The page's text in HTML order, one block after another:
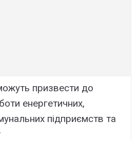
призвести до
енергетичних,
підприємств та